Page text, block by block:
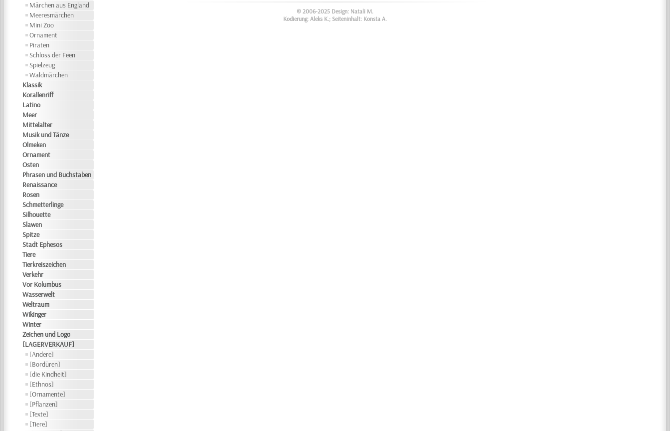
Märchen aus England
Meeresmärchen
Mini Zoo
Ornament
Piraten
Schloss der Feen
Spielzeug
Waldmärchen
Klassik
Korallenriff
Latino
Meer
Mittelalter
Musik und Tänze
Olmeken
Ornament
Osten
Phrasen und Buchstaben
Renaissance
Rosen
Schmetterlinge
Silhouette
Slawen
Spitze
Stadt Ephesos
Tiere
Tierkreiszeichen
Verkehr
Vor Kolumbus
Wasserwelt
Weltraum
Wikinger
Winter
Zeichen und Logo
[LAGERVERKAUF]
[Andere]
[Bordüren]
[die Kindheit]
[Ethnos]
[Ornamente]
[Pflanzen]
[Texte]
[Tiere]
© 2006-2025 Design: Natali M.
Kodierung: Aleks K.; Seiteninhalt: Konsta A.